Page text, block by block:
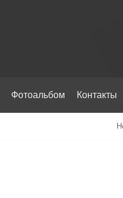
Фотоальбом Контакты